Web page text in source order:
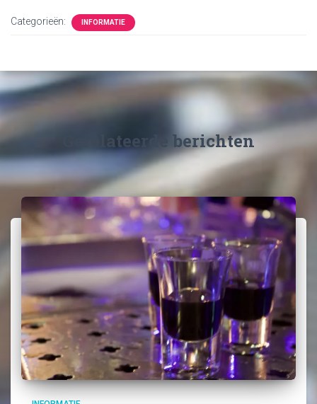
Categorieën: INFORMATIE
Gerelateerde berichten